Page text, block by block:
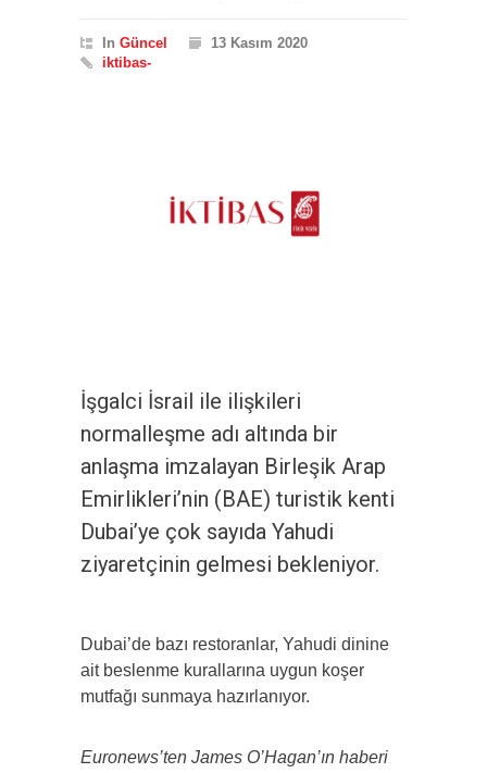
In Güncel
13 Kasım 2020
iktibas-
İşgalci İsrail ile ilişkileri
normalleşme adı altında bir
anlaşma imzalayan Birleşik Arap
Emirlikleri’nin (BAE) turistik kenti
Dubai’ye çok sayıda Yahudi
ziyaretçinin gelmesi bekleniyor.
Dubai’de bazı restoranlar, Yahudi dinine
ait beslenme kurallarına uygun koşer
mutfağı sunmaya hazırlanıyor.
Euronews’ten James O’Hagan’ın haberi